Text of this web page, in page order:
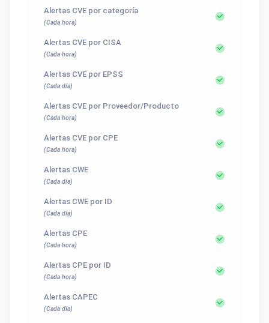
Alertas CVE por categoría
(Cada hora)
Alertas CVE por CISA
(Cada hora)
Alertas CVE por EPSS
(Cada día)
Alertas CVE por Proveedor/Producto
(Cada hora)
Alertas CVE por CPE
(Cada hora)
Alertas CWE
(Cada día)
Alertas CWE por ID
(Cada día)
Alertas CPE
(Cada hora)
Alertas CPE por ID
(Cada hora)
Alertas CAPEC
(Cada día)